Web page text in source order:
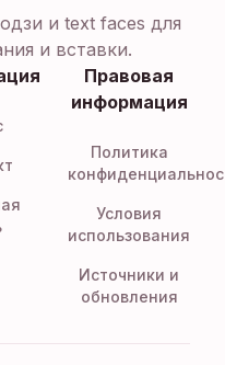
и text faces для
и вставки.
Правовая
информация
Политика
Условия
использования
Источники и
обновления